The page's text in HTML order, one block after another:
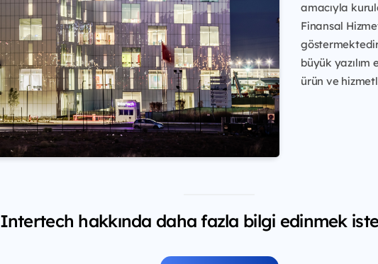
amacıyla
Finansal
büyük yazılım
ürün ve
Intertech hakkında daha fazla bilgi edinmek